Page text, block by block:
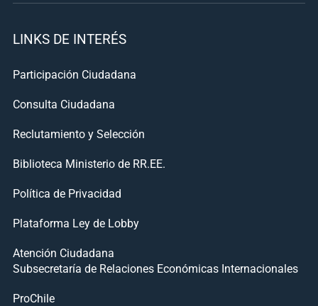
LINKS DE INTERÉS
Participación Ciudadana
Consulta Ciudadana
Reclutamiento y Selección
Biblioteca Ministerio de RR.EE.
Política de Privacidad
Plataforma Ley de Lobby
Atención Ciudadana
Subsecretaría de Relaciones Económicas Internacionales
ProChile